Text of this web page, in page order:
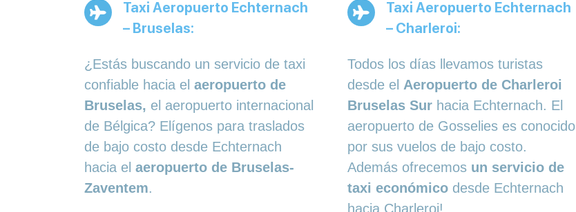
Taxi Aeropuerto Echternach
– Bruselas:
¿Estás buscando un servicio de taxi
confiable hacia el aeropuerto de
Bruselas, el aeropuerto internacional
de Bélgica? Elígenos para traslados
de bajo costo desde Echternach
hacia el aeropuerto de Bruselas-
Zaventem.
Taxi Aeropuerto Echternach
– Charleroi:
Todos los días llevamos turistas
desde el Aeropuerto de Charleroi
Bruselas Sur hacia Echternach. El
aeropuerto de Gosselies es conocido
por sus vuelos de bajo costo.
Además ofrecemos un servicio de
taxi económico desde Echternach
hacia Charleroi!